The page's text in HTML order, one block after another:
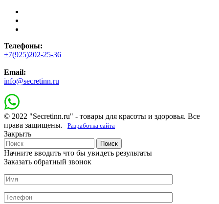
Телефоны:
+7(925)202-25-36
Email:
info@secretinn.ru
© 2022 "Secretinn.ru" - товары для красоты и здоровья. Все
права защищены.
Разработка сайта
Закрыть
Поиск
Начните вводить что бы увидеть результаты
Заказать обратный звонок